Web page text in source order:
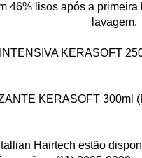
46% lisos após a
lavagem.
KERASOFT
KERASOFT 300ml (
Hairtech estão